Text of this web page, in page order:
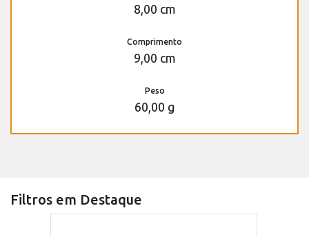
8,00 cm
Comprimento
9,00 cm
Peso
60,00 g
Filtros em Destaque